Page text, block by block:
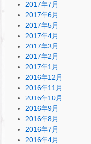
2017年7月
2017年6月
2017年5月
2017年4月
2017年3月
2017年2月
2017年1月
2016年12月
2016年11月
2016年10月
2016年9月
2016年8月
2016年7月
2016年4月